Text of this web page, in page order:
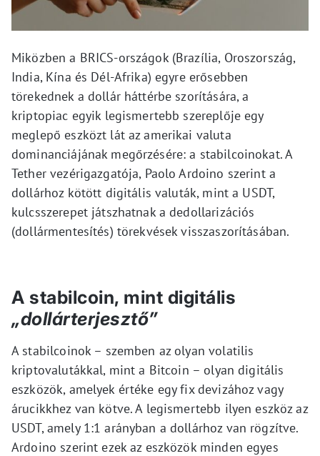
Miközben a BRICS-országok (Brazília, Oroszország,
India, Kína és Dél-Afrika) egyre erősebben
törekednek a dollár háttérbe szorítására, a
kriptopiac egyik legismertebb szereplője egy
meglepő eszközt lát az amerikai valuta
dominanciájának megőrzésére: a stabilcoinokat. A
Tether vezérigazgatója, Paolo Ardoino szerint a
dollárhoz kötött digitális valuták, mint a USDT,
kulcsszerepet játszhatnak a dedollarizációs
(dollármentesítés) törekvések visszaszorításában.
A stabilcoin, mint digitális
„dollárterjesztő”
A stabilcoinok – szemben az olyan volatilis
kriptovalutákkal, mint a Bitcoin – olyan digitális
eszközök, amelyek értéke egy fix devizához vagy
árucikkhez van kötve. A legismertebb ilyen eszköz az
USDT, amely 1:1 arányban a dollárhoz van rögzítve.
Ardoino szerint ezek az eszközök minden egyes